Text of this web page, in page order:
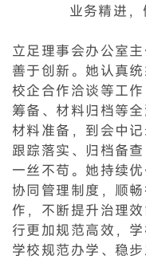
业务精进
立足理事会办公室
善于创新。她认真
校企合作洽谈等工
筹备、材料归档等
材料准备，到会中
跟踪落实、归档备
一丝不苟。她持续
协同管理制度，顺
作，不断提升治理
行更加规范高效，
学校规范办学、稳